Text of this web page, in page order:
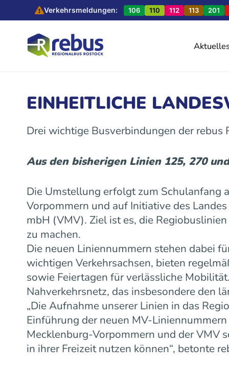
Verkehrsmeldungen: 106 110 112 113 201
EINHEITLICHE
Drei wichtige Busverbindungen der rebus
Aus den bisherigen Linien 125, 270
Die Umstellung erfolgt zum Schulanfang
Vorpommern und auf Initiative des
mbH (VMV). Ziel ist es, die
zu machen.
Die neuen Liniennummern stehen dabei
wichtigen Verkehrsachsen, bieten
sowie Feiertagen für verlässliche
Nahverkehrsnetz, das insbesondere den
„Die Aufnahme unserer Linien in das
Einführung der neuen MV-
Mecklenburg-Vorpommern und der VMV
in ihrer Freizeit nutzen können“, betonte